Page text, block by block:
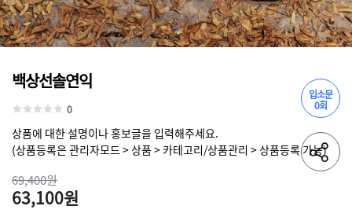
입소문
0회
백상선솔연익
0
상품에 대한 설명이나 홍보글을 입력해주세요.
(상품등록은 관리자모드 > 상품 > 카테고리/상품관리 > 상품등록 가능)
69,400원
63,100원